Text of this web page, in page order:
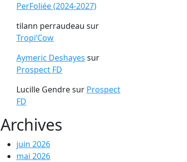
PerFoliée (2024-2027)
tilann perraudeau sur
Tropi’Cow
Aymeric Deshayes sur
Prospect FD
Lucille Gendresur Prospect
FD
Archives
juin 2026
mai 2026